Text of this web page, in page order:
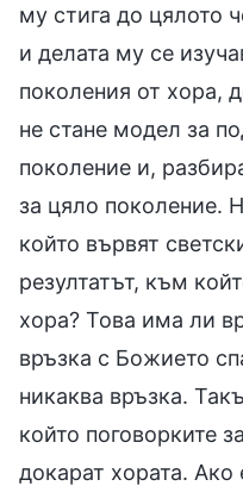
му стига до цялото
и делата му се
поколения от хора,
не стане модел за
поколение и,
за цяло поколение.
който вървят
резултатът, към
хора? Това има ли
връзка с Божието
никаква връзка.
който поговорките
докарат хората. Ако